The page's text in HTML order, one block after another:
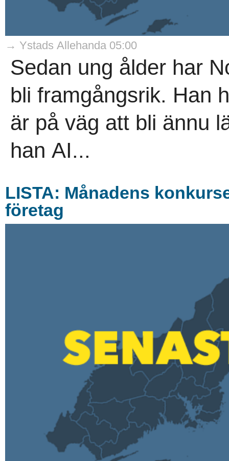
→ Ystads Allehanda 05:00
Sedan ung ålder har
bli framgångsrik. Han
är på väg att bli ännu
han AI...
LISTA: Månadens
företag